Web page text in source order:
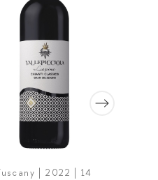
Tuscany | 2022 | 14